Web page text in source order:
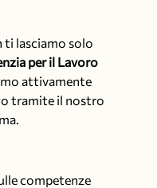
ti lasciamo solo
per il Lavoro
attivamente
tramite il nostro
competenze